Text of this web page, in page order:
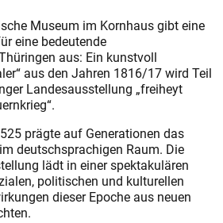
Museum im Kornhaus gibt eine
eine bedeutende
aus: Ein kunstvoll
aus den Jahren 1816/17 wird Teil
Landesausstellung „freiheyt
prägte auf Generationen das
deutschsprachigen Raum. Die
lädt in einer spektakulären
politischen und kulturellen
dieser Epoche aus neuen